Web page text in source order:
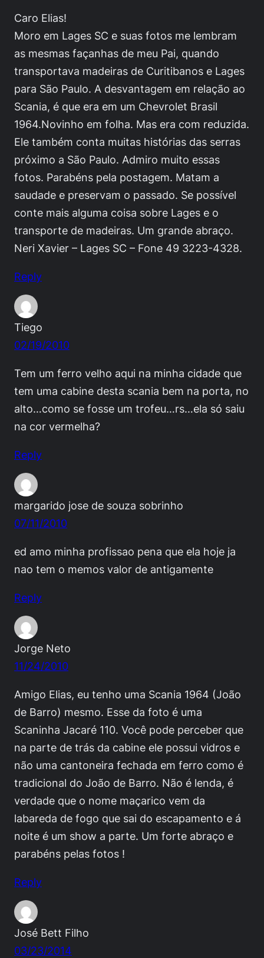
Caro Elias!
Moro em Lages SC e suas fotos me lembram
as mesmas façanhas de meu Pai, quando
transportava madeiras de Curitibanos e Lages
para São Paulo. A desvantagem em relação ao
Scania, é que era em um Chevrolet Brasil
1964.Novinho em folha. Mas era com reduzida.
Ele também conta muitas histórias das serras
próximo a São Paulo. Admiro muito essas
fotos. Parabéns pela postagem. Matam a
saudade e preservam o passado. Se possível
conte mais alguma coisa sobre Lages e o
transporte de madeiras. Um grande abraço.
Neri Xavier – Lages SC – Fone 49 3223-4328.
Reply
Tiego
02/19/2010
Tem um ferro velho aqui na minha cidade que
tem uma cabine desta scania bem na porta, no
alto…como se fosse um trofeu…rs…ela só saiu
na cor vermelha?
Reply
margarido jose de souza sobrinho
07/11/2010
ed amo minha profissao pena que ela hoje ja
nao tem o memos valor de antigamente
Reply
Jorge Neto
11/24/2010
Amigo Elias, eu tenho uma Scania 1964 (João
de Barro) mesmo. Esse da foto é uma
Scaninha Jacaré 110. Você pode perceber que
na parte de trás da cabine ele possui vidros e
não uma cantoneira fechada em ferro como é
tradicional do João de Barro. Não é lenda, é
verdade que o nome maçarico vem da
labareda de fogo que sai do escapamento e á
noite é um show a parte. Um forte abraço e
parabéns pelas fotos !
Reply
José Bett Filho
03/23/2014